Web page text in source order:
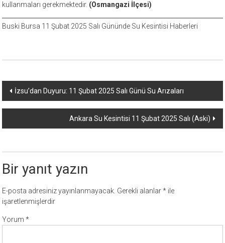
kullanmaları gerekmektedir. (Osmangazi İlçesi)
Buski Bursa 11 Şubat 2025 Salı Gününde Su Kesintisi Haberleri
Yazı
dolaşımı
İzsu’dan Duyuru: 11 Şubat 2025 Salı Günü Su Arızaları
Ankara Su Kesintisi 11 Şubat 2025 Salı (Aski)
Bir yanıt yazın
E-posta adresiniz yayınlanmayacak. Gerekli alanlar* ile
işaretlenmişlerdir
Yorum*